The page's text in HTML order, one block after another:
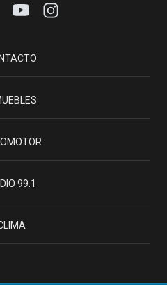
99.1